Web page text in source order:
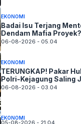
EKONOMI
Badai Isu Terjang
Dendam Mafia Proyek?
06-08-2026 - 05.04
EKONOMI
TERUNGKAP! Pakar
Polri-Kejagung Saling
06-08-2026 - 03.04
EKONOMI